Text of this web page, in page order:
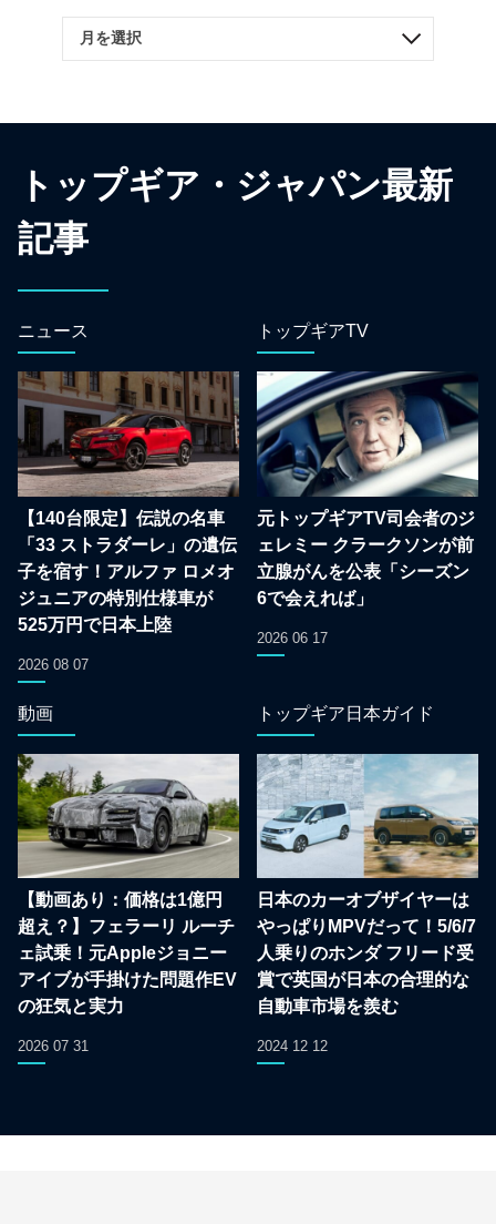
トップギア・ジャパン最新
記事
ニュース
【140台限定】伝説の名車
「33 ストラダーレ」の遺伝
子を宿す！アルファ ロメオ
ジュニアの特別仕様車が
525万円で日本上陸
2026 08 07
トップギアTV
元トップギアTV司会者のジ
ェレミー クラークソンが前
立腺がんを公表「シーズン
6で会えれば」
2026 06 17
動画
【動画あり：価格は1億円
超え？】フェラーリ ルーチ
ェ試乗！元Appleジョニー
アイブが手掛けた問題作EV
の狂気と実力
2026 07 31
トップギア日本ガイド
日本のカーオブザイヤーは
やっぱりMPVだって！5/6/7
人乗りのホンダ フリード受
賞で英国が日本の合理的な
自動車市場を羨む
2024 12 12